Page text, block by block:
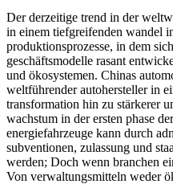
Der derzeitige trend in der
in einem tiefgreifenden wandel
produktionsprozesse, in dem
geschäftsmodelle rasant
und ökosystemen. Chinas
weltführender autohersteller in
transformation hin zu stärkerer
wachstum in der ersten phase
energiefahrzeuge kann durch
subventionen, zulassung und
werden; Doch wenn branchen
Von verwaltungsmitteln weder